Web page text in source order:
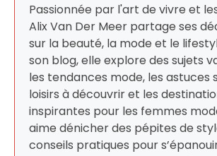
Passionnée par l'art de vivre et
Alix Van Der Meer partage ses
sur la beauté, la mode et le
son blog, elle explore des sujets
les tendances mode, les astuces
loisirs à découvrir et les
inspirantes pour les femmes
aime dénicher des pépites de
conseils pratiques pour